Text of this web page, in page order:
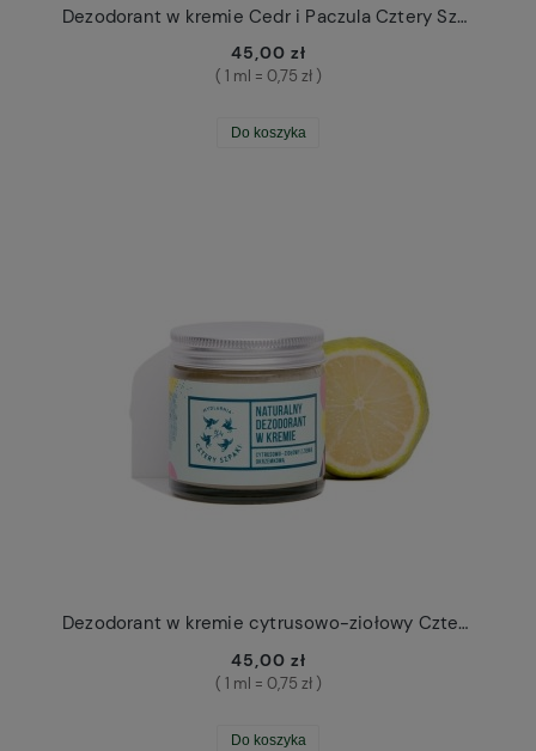
Dezodorant w kremie Cedr i Paczula Cztery Szpaki
45,00 zł
( 1 ml = 0,75 zł )
Do koszyka
Dezodorant w kremie cytrusowo-ziołowy Cztery Szpaki
45,00 zł
( 1 ml = 0,75 zł )
Do koszyka